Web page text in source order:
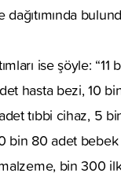
ise şöyle: “11
hasta bezi, 10
tıbbi cihaz, 5
bin 80 adet
bin 300